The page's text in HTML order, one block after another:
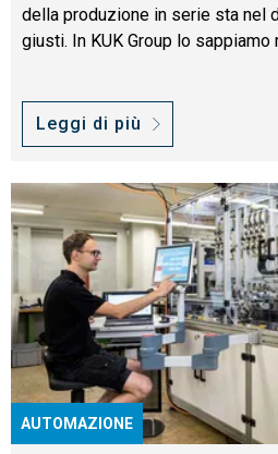
della produzione in serie sta nel
giusti. In KUK Group lo sappiamo
Leggi di più
AUTOMAZIONE